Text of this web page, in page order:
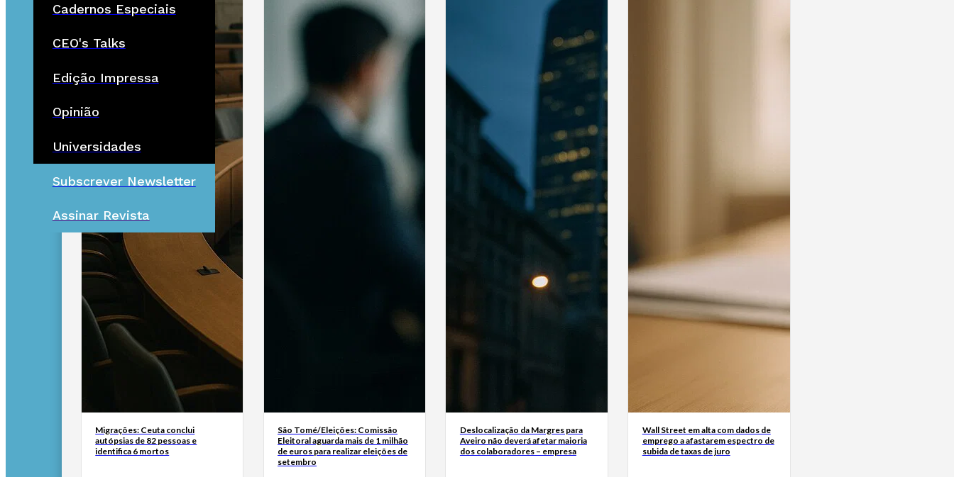
Cadernos Especiais
CEO's Talks
Edição Impressa
Opinião
Universidades
Subscrever Newsletter
Assinar Revista
Migrações: Ceuta conclui
autópsias de 82 pessoas e
identifica 6 mortos
São Tomé/Eleições: Comissão
Eleitoral aguarda mais de 1 milhão
de euros para realizar eleições de
setembro
Deslocalização da Margres para
Aveiro não deverá afetar maioria
dos colaboradores – empresa
Wall Street em alta com dados de
emprego a afastarem espectro de
subida de taxas de juro